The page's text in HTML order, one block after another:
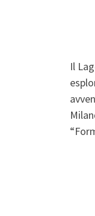
Il